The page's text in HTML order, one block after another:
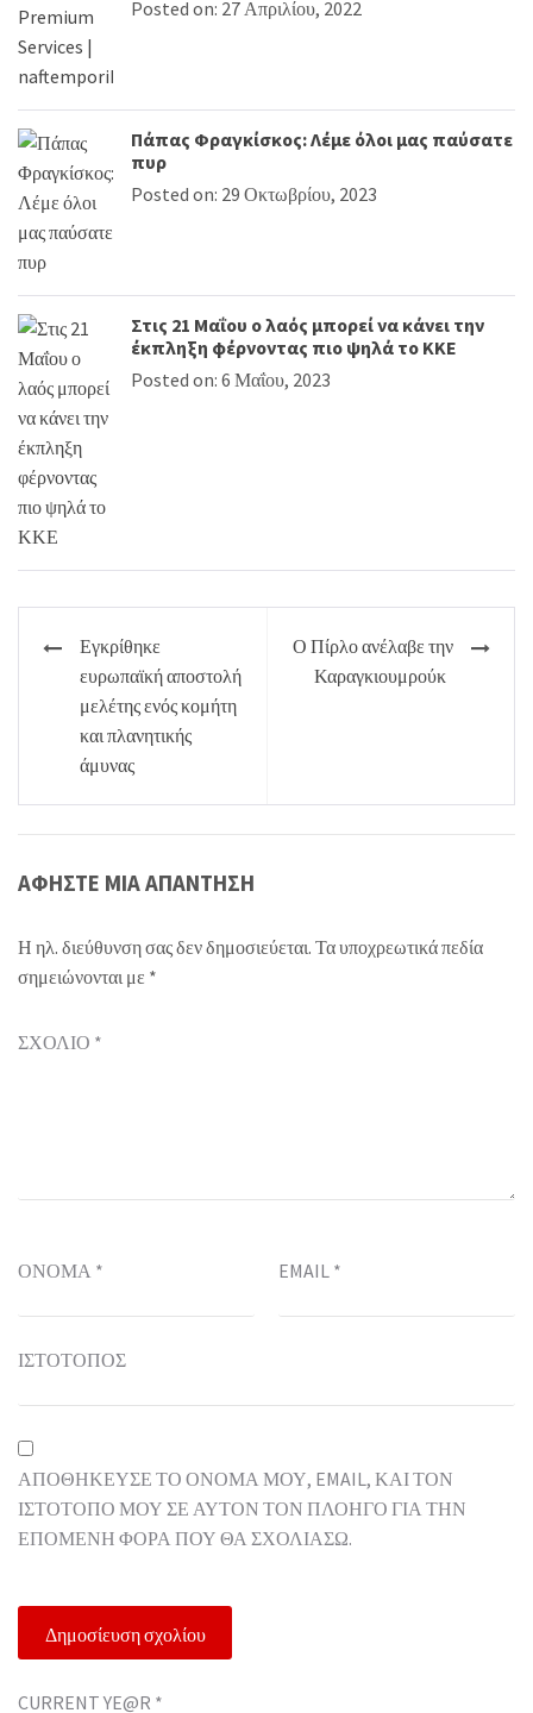
Posted on: 27 Απριλίου, 2022
Πάπας Φραγκίσκος: Λέμε όλοι μας παύσατε
πυρ
Posted on: 29 Οκτωβρίου, 2023
Στις 21 Μαΐου ο λαός μπορεί να κάνει την
έκπληξη φέρνοντας πιο ψηλά το ΚΚΕ
Posted on: 6 Μαΐου, 2023
Πλοήγηση
άρθρων
Εγκρίθηκε
ευρωπαϊκή αποστολή
μελέτης ενός κομήτη
και πλανητικής
άμυνας
Ο Πίρλο ανέλαβε την
Καραγκιουμρούκ
ΑΦΉΣΤΕ ΜΙΑ ΑΠΆΝΤΗΣΗ
Η ηλ. διεύθυνση σας δεν δημοσιεύεται. Τα υποχρεωτικά πεδία
σημειώνονται με *
ΣΧΌΛΙΟ *
ΌΝΟΜΑ * EMAIL *
ΙΣΤΌΤΟΠΟΣ
ΑΠΟΘΉΚΕΥΣΕ ΤΟ ΌΝΟΜΆ ΜΟΥ, EMAIL, ΚΑΙ ΤΟΝ
ΙΣΤΌΤΟΠΟ ΜΟΥ ΣΕ ΑΥΤΌΝ ΤΟΝ ΠΛΟΗΓΌ ΓΙΑ ΤΗΝ
ΕΠΌΜΕΝΗ ΦΟΡΆ ΠΟΥ ΘΑ ΣΧΟΛΙΆΣΩ.
CURRENT YE@R *